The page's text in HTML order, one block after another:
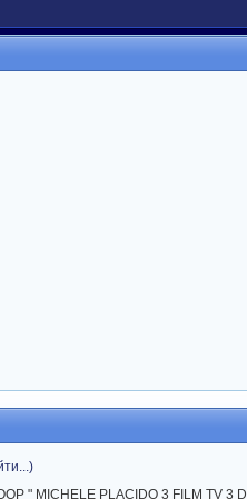
" MICHELE PLACIDO 3 FILM TV 3